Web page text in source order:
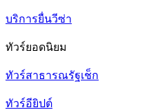
บริการยื่นวีซ่า
ทัวร์ยอดนิยม
ทัวร์สาธารณรัฐเช็ก
ทัวร์อียิปต์